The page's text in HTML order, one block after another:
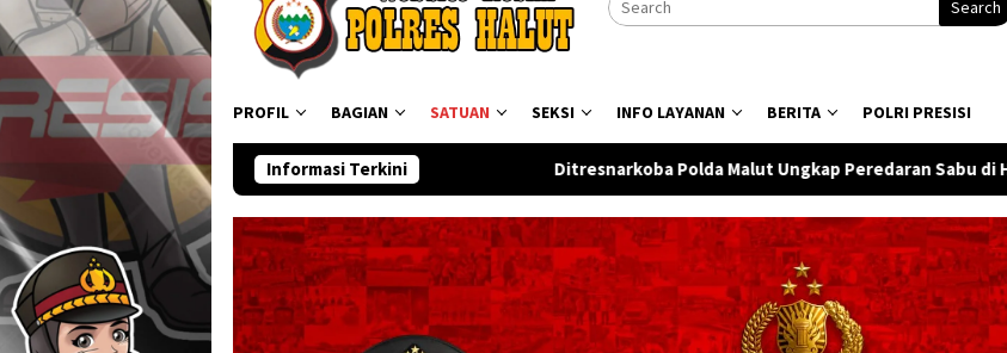
Search
PROFIL BAGIAN SATUAN SEKSI INFO LAYANAN BERITA POLRI PRESISI
Informasi TerkiniDitresnarkoba Polda Malut Ungkap Peredaran Sabu di Halmahera Tengah,